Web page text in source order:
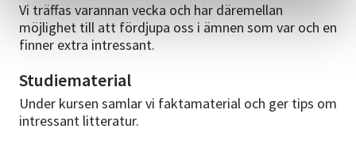
Vi träffas varannan vecka och har däremellan
möjlighet till att fördjupa oss i ämnen som var och en
finner extra intressant.
Studiematerial
Under kursen samlar vi faktamaterial och ger tips om
intressant litteratur.